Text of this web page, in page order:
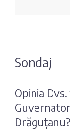
Joburi
zilei
Citatul
Depozite
Eximbank
întrebare?
Sondaj
Opinia
Drăguțanu?